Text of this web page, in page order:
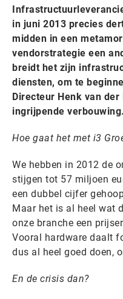
in juni 2013 precies
midden in een
vendorstrategie een
breidt het zijn
diensten, om te
Directeur Henk van
ingrijpende verbouwing.
Hoe gaat het met i3
We hebben in 2012 de
stijgen tot 57 miljoen
een dubbel cijfer
Maar het is al heel wat
onze branche een
Vooral hardware daalt
dus al heel goed doen,
En de crisis dan?